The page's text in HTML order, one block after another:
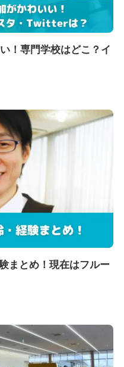
！専門学校はどこ？イ
まとめ！現在はフルー